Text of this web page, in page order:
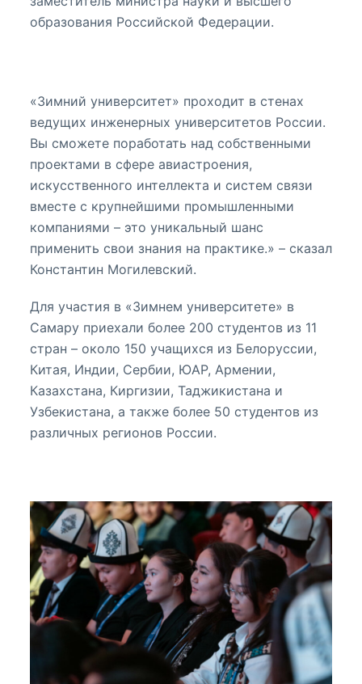
образования Российской Федерации.
«Зимний университет» проходит в стенах
ведущих инженерных университетов России.
Вы сможете поработать над собственными
проектами в сфере авиастроения,
искусственного интеллекта и систем связи
вместе с крупнейшими промышленными
компаниями – это уникальный шанс
применить свои знания на практике.» – сказал
Константин Могилевский.
Для участия в «Зимнем университете» в
Самару приехали более 200 студентов из 11
стран – около 150 учащихся из Белоруссии,
Китая, Индии, Сербии, ЮАР, Армении,
Казахстана, Киргизии, Таджикистана и
Узбекистана, а также более 50 студентов из
различных регионов России.